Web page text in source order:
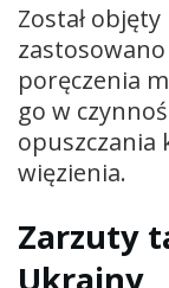
Został
zastosowano
poręczenia
go w
opuszczania
więzienia.
Zarzuty
Ukrainy